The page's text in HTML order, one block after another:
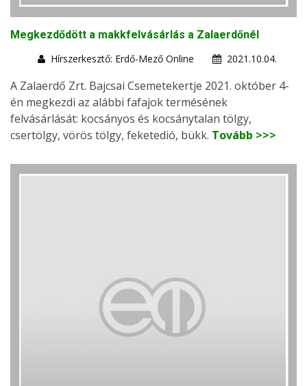
Megkezdődött a makkfelvásárlás a Zalaerdőnél
Hírszerkesztő: Erdő-Mező Online
2021.10.04.
A Zalaerdő Zrt. Bajcsai Csemetekertje 2021. október 4-
én megkezdi az alábbi fafajok termésének
felvásárlását: kocsányos és kocsánytalan tölgy,
csertölgy, vörös tölgy, feketedió, bükk. Tovább >>>